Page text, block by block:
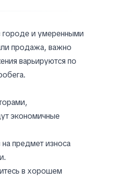
городе и умеренными
продажа, важно
варьируются по
экономичные
предмет износа
в хорошем